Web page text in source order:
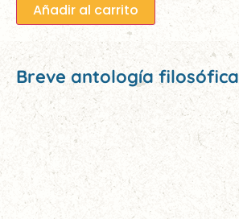
Añadir al carrito
Breve antología filosófica